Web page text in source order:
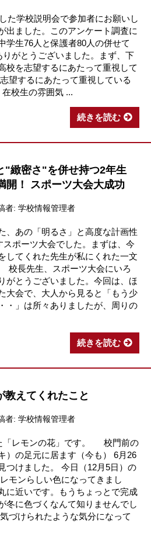
た学校説明会で参加者にお願いし
出ました。このアンケート調査に
学生76人と保護者80人の併せて
がとうございました。まず、下
校を志望するにあたって重視して
望するにあたって重視している
校生の雰囲気 ...
続きを読む
"緻密さ"を併せ持つ2年生
開！ スポーツ大会大成功
者: 学校情報管理者
、あの「明るさ」と高度な計画性
スポーツ大会でした。まずは、今
してくれた先生が私にくれた一文
校長先生、スポーツ大会にいろ
がとうございました。今回は、ほ
大会で、大人から見ると「もう少
・」は所々ありましたが、周りの
続きを読む
教えてくれたこと
者: 学校情報管理者
「レモンの花」です。 校門前の
）の足元に居ます（今も） 6月26
つけました。 今日（12月5日）の
モンらしい色になってきまし
に近いです。もうちょっとで完成
冬に色づくなんて知りませんでし
づけられたような気分になって